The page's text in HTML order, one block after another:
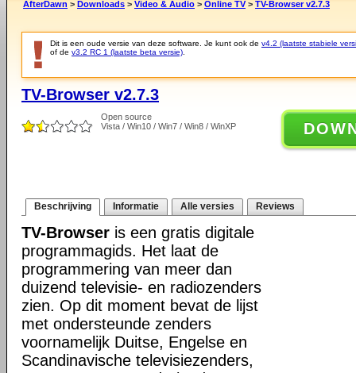
AfterDawn > Downloads > Video & Audio > Online TV > TV-Browser v2.7.3
Dit is een oude versie van deze software. Je kunt ook de v4.2 (laatste stabiele
of de v3.2 RC 1 (laatste beta versie)
TV-Browser v2.7.3
Open source
Vista / Win10 / Win7 / Win8 / WinXP
Beschrijving Informatie Alle versies Reviews
TV-Browser is een gratis digitale
programmagids. Het laat de
programmering van meer dan
duizend televisie- en radiozenders
zien. Op dit moment bevat de lijst
met ondersteunde zenders
voornamelijk Duitse, Engelse en
Scandinavische televisiezenders,